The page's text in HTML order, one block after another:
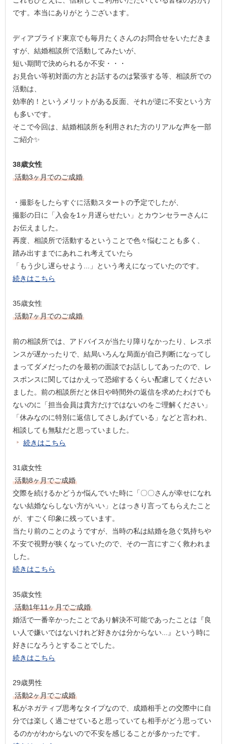
です。本当にありがとうございます。
ディアブライド東京でも毎月たくさんのお問合せをいただきま
すが、結婚相談所で活動してみたいが、
短い期間で決められるか不安・・・
お見合い等初対面の方とお話するのは緊張する等、相談所での
活動は、
効率的！というメリットがある反面、それが逆に不安という方
も多いです。
そこで今回は、結婚相談所を利用された方のリアルな声を一部
ご紹介✨
38歳女性
活動3ヶ月でのご成婚
・撮影をしたらすぐに活動スタートの予定でしたが、
撮影の日に「入会を1ヶ月遅らせたい」とカウンセラーさんに
お伝えました。
再度、相談所で活動するということで色々悩むことも多く、
踏み出すまでにあれこれ考えていたら
「もう少し遅らせよう...」という考えになっていたのです。
続きはこちら
35歳女性
活動7ヶ月でのご成婚
前の相談所では、アドバイスが当たり障りなかったり、レスポ
ンスが遅かったりで、結局いろんな局面が自己判断になってし
まってダメだったのを最初の面談でお話ししてあったので、レ
スポンスに関してはかえって恐縮するくらい配慮してください
ました。前の相談所だと休日や時間外の返信を求めたわけでも
ないのに「担当会員は貴方だけではないのをご理解ください」
「休みなのに特別に返信してさしあげている」などと言われ、
相談しても無駄だと思っていました。
続きはこちら
31歳女性
活動8ヶ月でご成婚
交際を続けるかどうか悩んでいた時に「〇〇さんが幸せになれ
ない結婚ならしない方がいい」とはっきり言ってもらえたこと
が、すごく印象に残っています。
当たり前のことのようですが、当時の私は結婚を急ぐ気持ちや
不安で視野が狭くなっていたので、その一言にすごく救われま
した。
続きはこちら
35歳女性
活動1年11ヶ月でご成婚
婚活で一番辛かったことであり解決不可能であったことは『良
い人で嫌いではないけれど好きかは分からない...』という時に
好きになろうとすることでした。
続きはこちら
29歳男性
活動2ヶ月でご成婚
私がネガティブ思考なタイプなので、成婚相手との交際中に自
分では楽しく過ごせていると思っていても相手がどう思ってい
るのかがわからないので不安を感じることが多かったです。